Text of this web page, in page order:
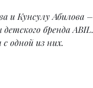
и Кунсулу Абилова –
бренда ABIL.
одной из них.